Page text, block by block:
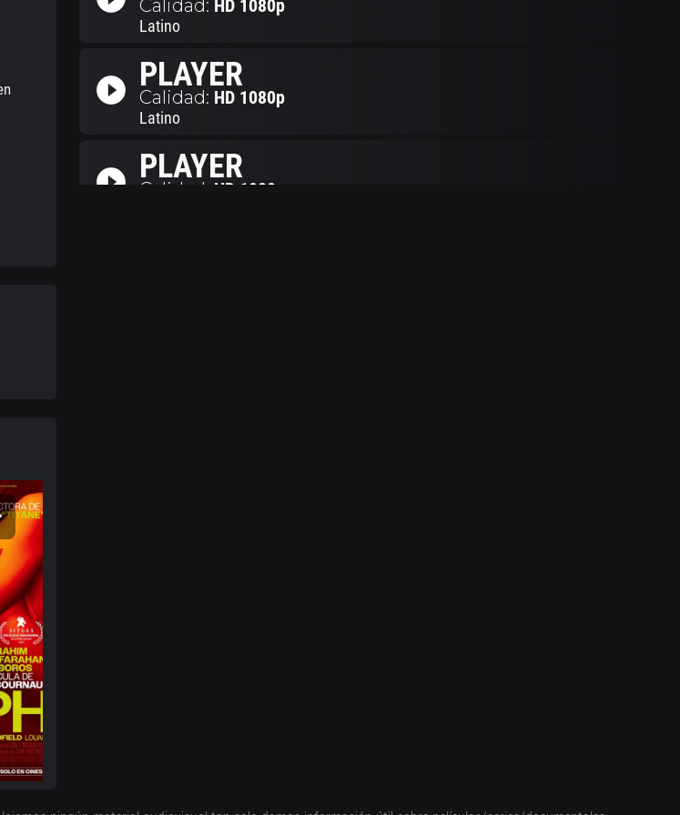
Calidad: HD 1080p
Latino
play_circle_filled PLAYER
Calidad: HD 1080p
Latino
play_circle_filled PLAYER
Calidad: HD 1080p